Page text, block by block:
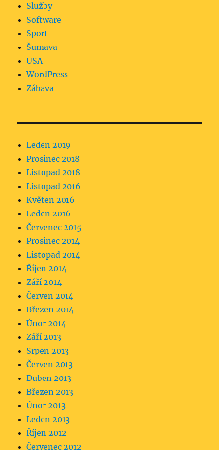
Služby
Software
Sport
Šumava
USA
WordPress
Zábava
Leden 2019
Prosinec 2018
Listopad 2018
Listopad 2016
Květen 2016
Leden 2016
Červenec 2015
Prosinec 2014
Listopad 2014
Říjen 2014
Září 2014
Červen 2014
Březen 2014
Únor 2014
Září 2013
Srpen 2013
Červen 2013
Duben 2013
Březen 2013
Únor 2013
Leden 2013
Říjen 2012
Červenec 2012